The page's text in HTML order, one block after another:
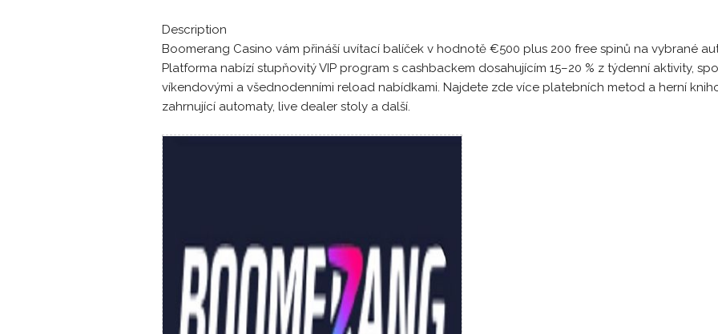
Description
Boomerang Casino vám přináší uvítací balíček v hodnotě €500 plus 200 free spinů na vybrané
Platforma nabízí stupňovitý VIP program s cashbackem dosahujícím 15–20 % z týdenní aktivity,
víkendovými a všednodenními reload nabídkami. Najdete zde více platebních metod a herní
zahrnující automaty, live dealer stoly a další.